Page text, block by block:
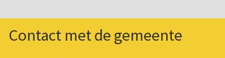
Contact met de gemeente